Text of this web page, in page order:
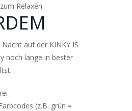
Relaxen
auf der KINKY IS
noch lange in bester
(z.B. grün =